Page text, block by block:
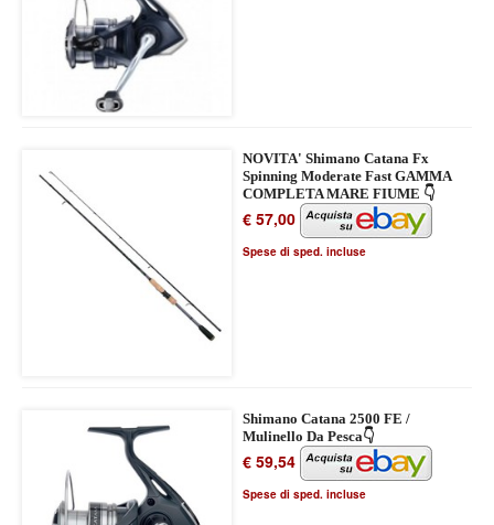
NOVITA' Shimano Catana Fx
Spinning Moderate Fast GAMMA
COMPLETA MARE FIUME 👇
€ 57,00
Spese di sped. incluse
Shimano Catana 2500 FE /
Mulinello Da Pesca👇
€ 59,54
Spese di sped. incluse